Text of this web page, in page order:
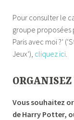
Pour consulter le
groupe proposées
Paris avec moi ?’
Jeux’), cliquez ici
Vous souhaitez
de Harry Potter,